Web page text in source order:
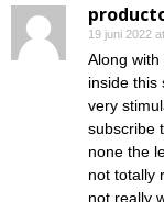
19 juni 2022
Along
inside this
very
subscribe
none the
not totally
not really